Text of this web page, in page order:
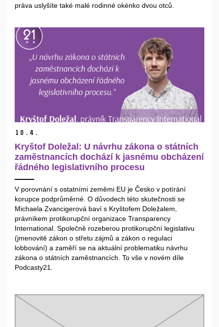
práva uslyšíte také malé rodinné okénko dvou otců.
10. 4.
Kryštof Doležal: U návrhu zákona o státních
zaměstnancích dochází k jasnému obcházení
řádného legislativního procesu
V porovnání s ostatními zeměmi EU je Česko v potírání
korupce podprůměrné. O důvodech této skutečnosti se
Michaela Zvancigerová baví s Kryštofem Doležalem,
právníkem protikorupční organizace Transparency
International. Společně rozeberou protikorupční legislativu
(jmenovitě zákon o střetu zájmů a zákon o regulaci
lobbování) a zaměří se na aktuální problematiku návrhu
zákona o státních zaměstnancích. To vše v novém díle
Podcasty21.